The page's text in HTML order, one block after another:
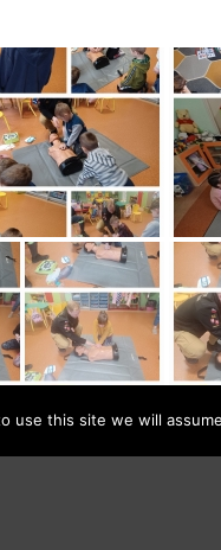
use this site we will